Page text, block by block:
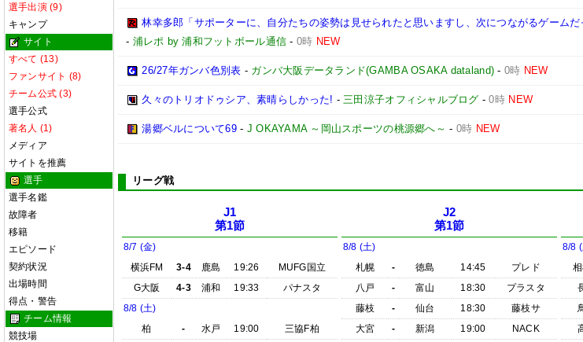
選手出演 (9)
キャンプ
サイト
すべて (13)
ファンサイト (8)
チーム公式 (3)
選手公式
著名人 (1)
メディア
サイトを推薦
選手
選手名鑑
故障者
移籍
エピソード
契約状況
出場時間
得点・警告
チーム情報
競技場
林幸多郎「サポーターに、自分たちの姿勢は見せられたと思いますし、次につながるゲームだ
- 浦レポ by 浦和フットボール通信 - 0時 NEW
26/27年ガンバ色別表 - ガンバ大阪データランド(GAMBA OSAKA dataland) - 0時 NEW
久々のトリオドゥシア、素晴らしかった! -三田涼子オフィシャルブログ -0時 NEW
湯郷ベルについて69- J OKAYAMA ～岡山スポーツの桃源郷へ～ - 0時 NEW
リーグ戦
J1
第1節
8/7 (金)
横浜FM
3-4 鹿島 19:26
MUFG国立
G大阪
4-3 浦和 19:33
パナスタ
8/8 (土)
柏
- 水戸 19:00
三協F柏
J2
第1節
8/8 (土)
札幌
- 徳島 14:45
プレド
八戸
- 富山 18:30
プラスタ
藤枝
- 仙台 18:30
藤枝サ
大宮
- 新潟 19:00
NACK
8/8